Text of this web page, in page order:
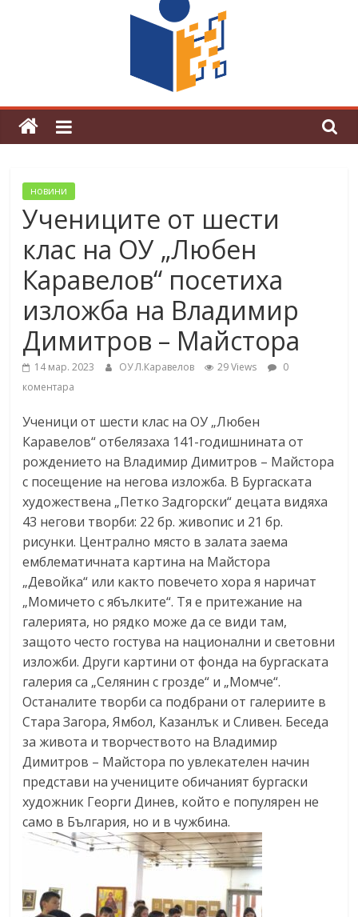
граници“
Магията на Андерсен оживя в ОУ
„Любен Каравелов“
новини
Учениците от шести
клас на ОУ „Любен
Каравелов“ посетиха
изложба на Владимир
Димитров – Майстора
14 мар. 2023 ОУ Л.Каравелов 29 Views
0
коментара
Ученици от шести клас на ОУ „Любен
Каравелов“ отбелязаха 141-годишнината от
рождението на Владимир Димитров – Майстора
с посещение на негова изложба. В Бургаската
художествена „Петко Задгорски“ децата видяха
43 негови творби: 22 бр. живопис и 21 бр.
рисунки. Централно място в залата заема
емблематичната картина на Майстора
„Девойка“ или както повечето хора я наричат
„Момичето с ябълките“. Тя е притежание на
галерията, но рядко може да се види там,
защото често гостува на национални и световни
изложби. Други картини от фонда на бургаската
галерия са „Селянин с грозде“ и „Момче“.
Останалите творби са подбрани от галериите в
Стара Загора, Ямбол, Казанлък и Сливен. Беседа
за живота и творчеството на Владимир
Димитров – Майстора по увлекателен начин
представи на учениците обичаният бургаски
художник Георги Динев, който е популярен не
само в България, но и в чужбина.